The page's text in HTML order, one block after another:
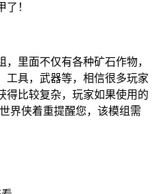
！
里面不仅有各种矿石作物，
工具，武器等，相信很多玩家
得比较复杂，玩家如果使用的
界侠着重提醒您，该模组需